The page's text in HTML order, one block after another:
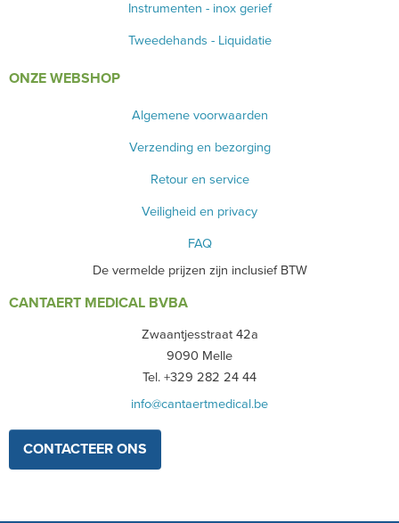
Instrumenten - inox gerief
Tweedehands - Liquidatie
ONZE WEBSHOP
Algemene voorwaarden
Verzending en bezorging
Retour en service
Veiligheid en privacy
FAQ
De vermelde prijzen zijn inclusief BTW
CANTAERT MEDICAL BVBA
Zwaantjesstraat 42a
9090 Melle
Tel. +329 282 24 44
info@cantaertmedical.be
CONTACTEER ONS